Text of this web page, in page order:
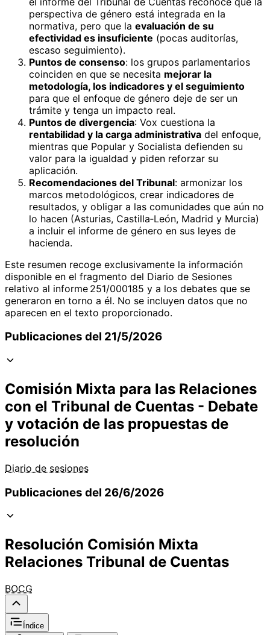
perspectiva de género está integrada en la
normativa, pero que la evaluación de su
efectividad es insuficiente (pocas auditorías,
escaso seguimiento).
Puntos de consenso: los grupos parlamentarios
coinciden en que se necesita mejorar la
metodología, los indicadores y el seguimiento
para que el enfoque de género deje de ser un
trámite y tenga un impacto real.
Puntos de divergencia: Vox cuestiona la
rentabilidad y la carga administrativa del enfoque,
mientras que Popular y Socialista defienden su
valor para la igualdad y piden reforzar su
aplicación.
Recomendaciones del Tribunal: armonizar los
marcos metodológicos, crear indicadores de
resultados, y obligar a las comunidades que aún no
lo hacen (Asturias, Castilla‑León, Madrid y Murcia)
a incluir el informe de género en sus leyes de
hacienda.
Este resumen recoge exclusivamente la información
disponible en el fragmento del Diario de Sesiones
relativo al informe 251/000185 y a los debates que se
generaron en torno a él. No se incluyen datos que no
aparecen en el texto proporcionado.
Publicaciones del 21/5/2026
Comisión Mixta para las Relaciones
con el Tribunal de Cuentas - Debate
y votación de las propuestas de
resolución
Diario de sesiones
Publicaciones del 26/6/2026
Resolución Comisión Mixta
Relaciones Tribunal de Cuentas
BOCG
Índice